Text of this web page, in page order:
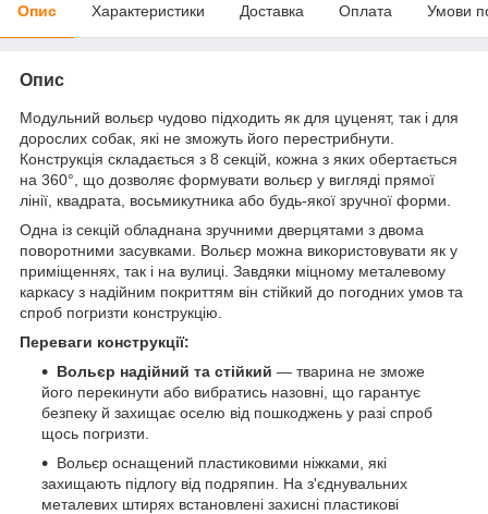
Опис Характеристики Доставка Оплата Умови
Опис
Модульний вольєр чудово підходить як для цуценят, так і для
дорослих собак, які не зможуть його перестрибнути.
Конструкція складається з 8 секцій, кожна з яких обертається
на 360°, що дозволяє формувати вольєр у вигляді прямої
лінії, квадрата, восьмикутника або будь-якої зручної форми.
Одна із секцій обладнана зручними дверцятами з двома
поворотними засувками. Вольєр можна використовувати як у
приміщеннях, так і на вулиці. Завдяки міцному металевому
каркасу з надійним покриттям він стійкий до погодних умов та
спроб погризти конструкцію.
Переваги конструкції:
Вольєр надійний та стійкий — тварина не зможе
його перекинути або вибратись назовні, що гарантує
безпеку й захищає оселю від пошкоджень у разі спроб
щось погризти.
Вольєр оснащений пластиковими ніжками, які
захищають підлогу від подряпин. На з'єднувальних
металевих штирях встановлені захисні пластикові